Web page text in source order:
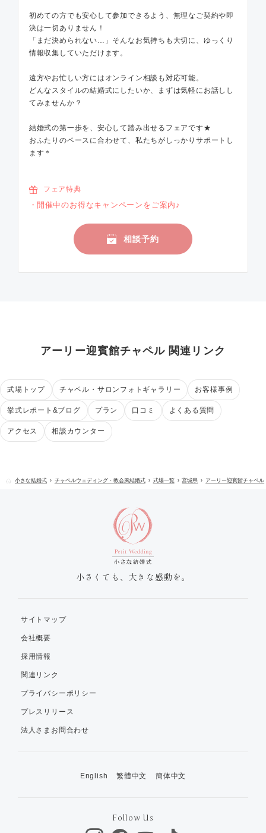
初めての方でも安心して参加できるよう、無理なご契約や即
決は一切ありません！
「まだ決められない…」そんなお気持ちも大切に、ゆっくり
情報収集していただけます。
遠方やお忙しい方にはオンライン相談も対応可能。
どんなスタイルの結婚式にしたいか、まずは気軽にお話しし
てみませんか？
結婚式の第一歩を、安心して踏み出せるフェアです★
おふたりのペースに合わせて、私たちがしっかりサポートし
ます＊
フェア特典
開催中のお得なキャンペーンをご案内♪
相談予約
アーリー迎賓館チャペル 関連リンク
式場トップ チャペル・サロンフォトギャラリー お客様事例
挙式レポート&ブログ プラン 口コミ よくある質問
アクセス 相談カウンター
小さな結婚式 チャペルウェディング・教会風結婚式 式場一覧 宮城県 アーリー迎賓館チャペル
小さくても、大きな感動を。
サイトマップ
会社概要
採用情報
関連リンク
プライバシーポリシー
プレスリリース
法人さまお問合わせ
English 繁體中文 簡体中文
Follow Us